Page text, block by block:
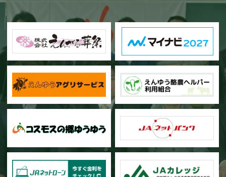
甜菜の播種作業が始まりました